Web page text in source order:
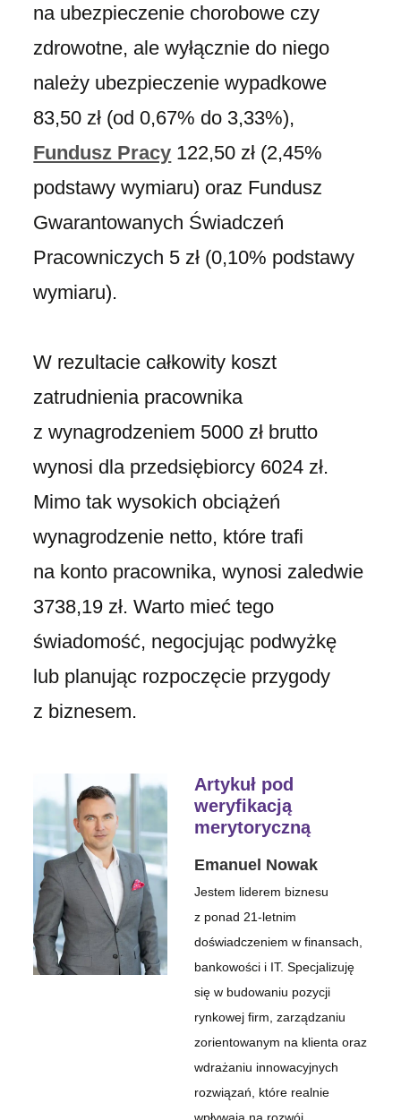
na ubezpieczenie chorobowe czy
zdrowotne, ale wyłącznie do niego
należy ubezpieczenie wypadkowe
83,50 zł (od 0,67% do 3,33%),
Fundusz Pracy 122,50 zł (2,45%
podstawy wymiaru) oraz Fundusz
Gwarantowanych Świadczeń
Pracowniczych 5 zł (0,10% podstawy
wymiaru).
W rezultacie całkowity koszt
zatrudnienia pracownika
z wynagrodzeniem 5000 zł brutto
wynosi dla przedsiębiorcy 6024 zł.
Mimo tak wysokich obciążeń
wynagrodzenie netto, które trafi
na konto pracownika, wynosi zaledwie
3738,19 zł. Warto mieć tego
świadomość, negocjując podwyżkę
lub planując rozpoczęcie przygody
z biznesem.
Artykuł pod
weryfikacją
merytoryczną
Emanuel Nowak
Jestem liderem biznesu
z ponad 21-letnim
doświadczeniem w finansach,
bankowości i IT. Specjalizuję
się w budowaniu pozycji
rynkowej firm, zarządzaniu
zorientowanym na klienta oraz
wdrażaniu innowacyjnych
rozwiązań, które realnie